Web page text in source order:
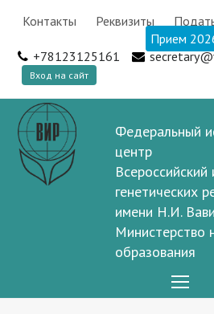
Контакты Реквизиты
Прием
+78123125161
Вход на сайт
Федеральный
центр
Всероссийский
генетических
имени Н.И.
Министерство
образования